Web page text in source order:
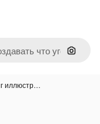
Поиск
иллюстр…